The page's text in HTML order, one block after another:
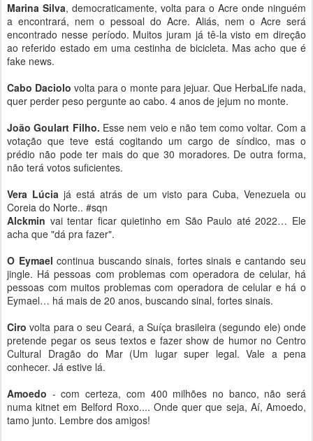
Marina Silva, democraticamente, volta para o Acre onde ninguém
a encontrará, nem o pessoal do Acre. Aliás, nem o Acre será
encontrado nesse período. Muitos juram já tê-la visto em direção
ao referido estado em uma cestinha de bicicleta. Mas acho que é
fake news.
Cabo Daciolo volta para o monte para jejuar. Que HerbaLife nada,
quer perder peso pergunte ao cabo. 4 anos de jejum no monte.
João Goulart Filho. Esse nem veio e não tem como voltar. Com a
votação que teve está cogitando um cargo de síndico, mas o
prédio não pode ter mais do que 30 moradores. De outra forma,
não terá votos suficientes.
Vera Lúcia já está atrás de um visto para Cuba, Venezuela ou
Coreia do Norte.. #sqn
Alckmin vai tentar ficar quietinho em São Paulo até 2022… Ele
acha que "dá pra fazer".
O Eymael continua buscando sinais, fortes sinais e cantando seu
jingle. Há pessoas com problemas com operadora de celular, há
pessoas com muitos problemas com operadora de celular e há o
Eymael… há mais de 20 anos, buscando sinal, fortes sinais.
Cirovolta para o seu Ceará, a Suíça brasileira (segundo ele) onde
pretende pegar os seus textos e fazer show de humor no Centro
Cultural Dragão do Mar (Um lugar super legal. Vale a pena
conhecer. Já estive lá.
Amoedo - com certeza, com 400 milhões no banco, não será
numa kitnet em Belford Roxo.... Onde quer que seja, Aí, Amoedo,
tamo junto. Lembre dos amigos!